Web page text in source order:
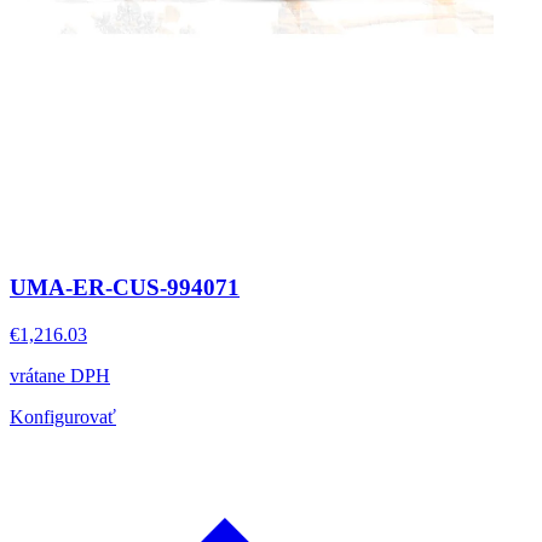
UMA-ER-CUS-994071
€1,216.03
vrátane DPH
Konfigurovať